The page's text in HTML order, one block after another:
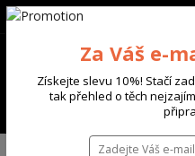
+420 702 136 620
TRIKA & TÍLKA
Za Váš e-
Získejte slevu 10%! Stačí
tak přehled o těch